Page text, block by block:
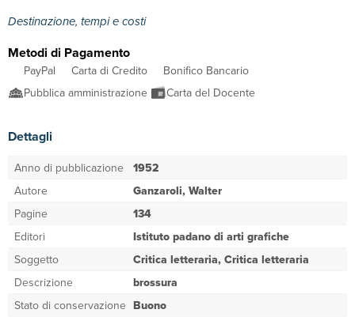
Destinazione, tempi e costi
Metodi di Pagamento
PayPal Carta di Credito
Bonifico Bancario
Pubblica amministrazione
Carta del Docente
Dettagli
Anno di pubblicazione 1952
Autore
Ganzaroli, Walter
Pagine
134
Editori
Istituto padano di arti grafiche
Soggetto
Critica letteraria, Critica letteraria
Descrizione
brossura
Stato di conservazione Buono